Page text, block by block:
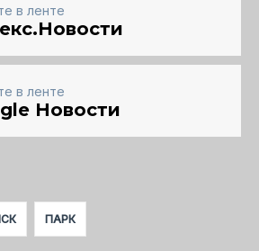
в ленте
в ленте
Новости
ПАРК